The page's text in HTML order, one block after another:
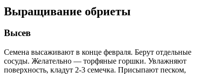
Выращивание обриеты
Высев
Семена высаживают в конце февраля. Берут отдельные
сосуды. Желательно — торфяные горшки. Увлажняют
поверхность, кладут 2-3 семечка. Присыпают песком,